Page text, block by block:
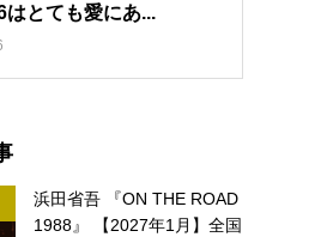
はとても愛にあ...
浜田省吾 『ON THE ROAD
1988』 【2027年1月】全国